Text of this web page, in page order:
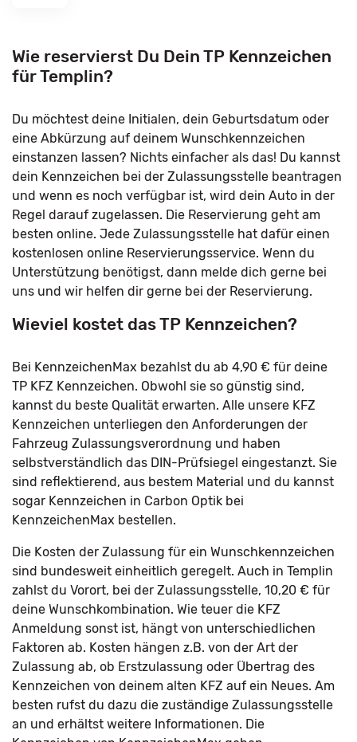
Wie reservierst Du Dein TP Kennzeichen
für Templin?
Du möchtest deine Initialen, dein Geburtsdatum oder
eine Abkürzung auf deinem Wunschkennzeichen
einstanzen lassen? Nichts einfacher als das! Du kannst
dein Kennzeichen bei der Zulassungsstelle beantragen
und wenn es noch verfügbar ist, wird dein Auto in der
Regel darauf zugelassen. Die Reservierung geht am
besten online. Jede Zulassungsstelle hat dafür einen
kostenlosen online Reservierungsservice. Wenn du
Unterstützung benötigst, dann melde dich gerne bei
uns und wir helfen dir gerne bei der Reservierung.
Wieviel kostet das TP Kennzeichen?
Bei KennzeichenMax bezahlst du ab 4,90 € für deine
TP KFZ Kennzeichen. Obwohl sie so günstig sind,
kannst du beste Qualität erwarten. Alle unsere KFZ
Kennzeichen unterliegen den Anforderungen der
Fahrzeug Zulassungsverordnung und haben
selbstverständlich das DIN-Prüfsiegel eingestanzt. Sie
sind reflektierend, aus bestem Material und du kannst
sogar Kennzeichen in Carbon Optik bei
KennzeichenMax bestellen.
Die Kosten der Zulassung für ein Wunschkennzeichen
sind bundesweit einheitlich geregelt. Auch in Templin
zahlst du Vorort, bei der Zulassungsstelle, 10,20 € für
deine Wunschkombination. Wie teuer die KFZ
Anmeldung sonst ist, hängt von unterschiedlichen
Faktoren ab. Kosten hängen z.B. von der Art der
Zulassung ab, ob Erstzulassung oder Übertrag des
Kennzeichen von deinem alten KFZ auf ein Neues. Am
besten rufst du dazu die zuständige Zulassungsstelle
an und erhältst weitere Informationen. Die